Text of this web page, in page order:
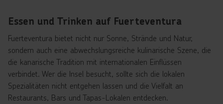
Essen und Trinken auf Fuerteventura
Fuerteventura bietet nicht nur Sonne, Strände und Natur,
sondern auch eine abwechslungsreiche kulinarische Szene, die
die kanarische Tradition mit internationalen Einflüssen
verbindet. Wer die Insel besucht, sollte sich die lokalen
Spezialitäten nicht entgehen lassen und die Vielfalt an
Restaurants, Bars und Tapas-Lokalen entdecken.